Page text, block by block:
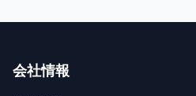
会社情報